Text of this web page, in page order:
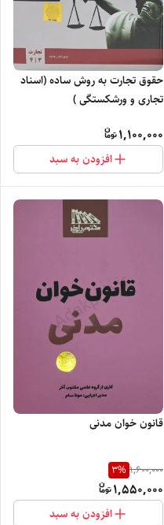
حقوق تجارت به روش ساده (اسناد
تجاری و ورشکستگی )
1,100,000
افزودن به سبد
قانون‌ خوان مدنی
1,600,000
3%
1,550,000
افزودن به سبد